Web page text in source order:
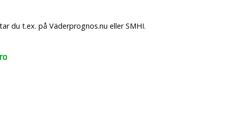
du t.ex. på Väderprognos.nu eller SMHI.